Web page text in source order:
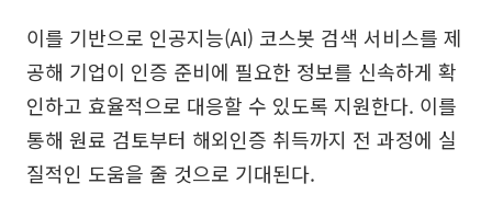
이를 기반으로 인공지능(AI) 코스봇 검색 서비스를 제
공해 기업이 인증 준비에 필요한 정보를 신속하게 확
인하고 효율적으로 대응할 수 있도록 지원한다. 이를
통해 원료 검토부터 해외인증 취득까지 전 과정에 실
질적인 도움을 줄 것으로 기대된다.